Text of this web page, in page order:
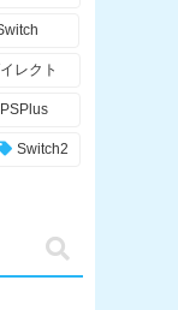
レクト
PSPlus
Switch2